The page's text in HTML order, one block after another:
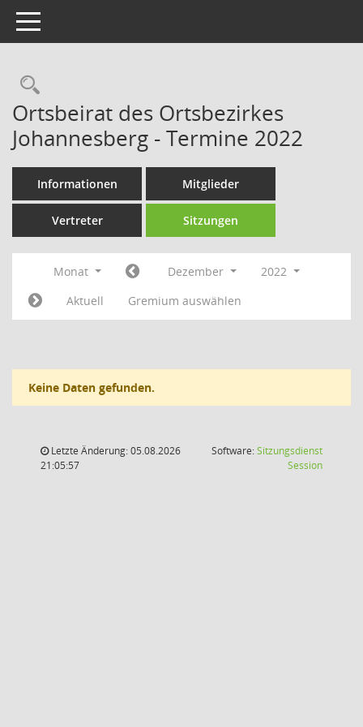
Toggle navigation
Rechercheauswahl
Ortsbeirat des Ortsbezirkes
Johannesberg - Termine 2022
Informationen Mitglieder
Vertreter Sitzungen
Monat Dezember
2022
Aktuell
Gremium auswählen
Keine Daten gefunden.
Letzte Änderung: 05.08.2026
21:05:57
Software:Sitzungsdienst
Session(Wird in